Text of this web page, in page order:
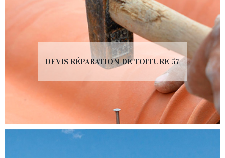
DEVIS RÉPARATION DE TOITURE 57